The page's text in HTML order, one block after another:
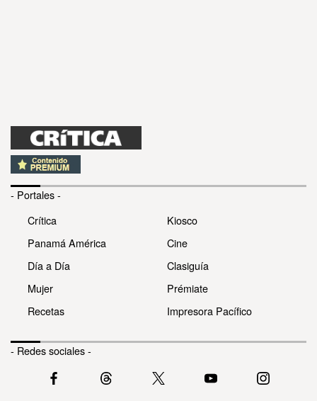
- Portales -
Crítica
Panamá América
Día a Día
Mujer
Recetas
Kiosco
Cine
Clasiguía
Prémiate
Impresora Pacífico
- Redes sociales -